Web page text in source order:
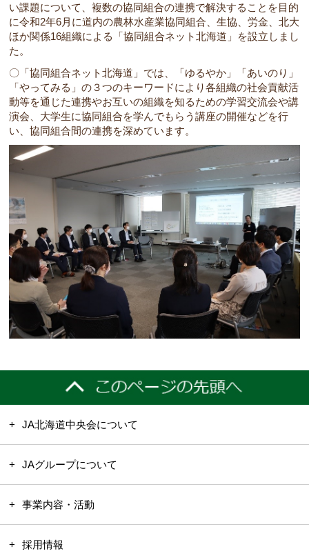
い課題について、複数の協同組合の連携で解決することを目的
に令和2年6月に道内の農林水産業協同組合、生協、労金、北大
ほか関係16組織による「協同組合ネット北海道」を設立しまし
た。
〇「協同組合ネット北海道」では、「ゆるやか」「あいのり」
「やってみる」の３つのキーワードにより各組織の社会貢献活
動等を通じた連携やお互いの組織を知るための学習交流会や講
演会、大学生に協同組合を学んでもらう講座の開催などを行
い、協同組合間の連携を深めています。
JA北海道中央会について
JAグループについて
事業内容・活動
採用情報